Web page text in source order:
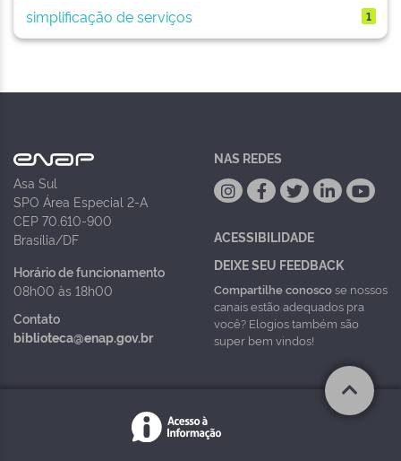
simplificação de serviços 1
Asa Sul
SPO Área Especial 2-A
CEP 70.610-900
Brasília/DF
Horário de funcionamento
08h00 às 18h00
Contato
biblioteca@enap.gov.br
NAS REDES
ACESSIBILIDADE
DEIXE SEU FEEDBACK
Compartilhe conoscose nossos
canais estão adequados pra
você? Elogios também são
super bem vindos!